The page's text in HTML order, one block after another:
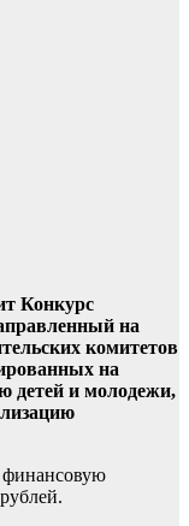
Конкурс
на
комитетов
на
детей и молодежи,
финансовую